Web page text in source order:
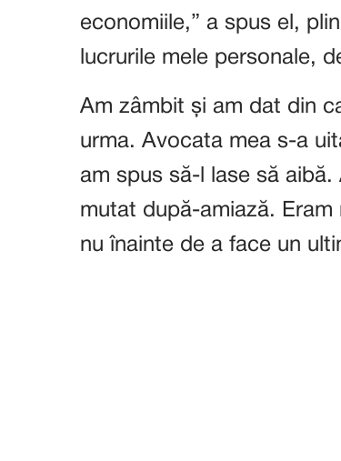
economiile,” a spus el,
lucrurile mele personale,
Am zâmbit și am dat din
urma. Avocata mea s-a
am spus să-l lase să
mutat după-amiază.
nu înainte de a face un